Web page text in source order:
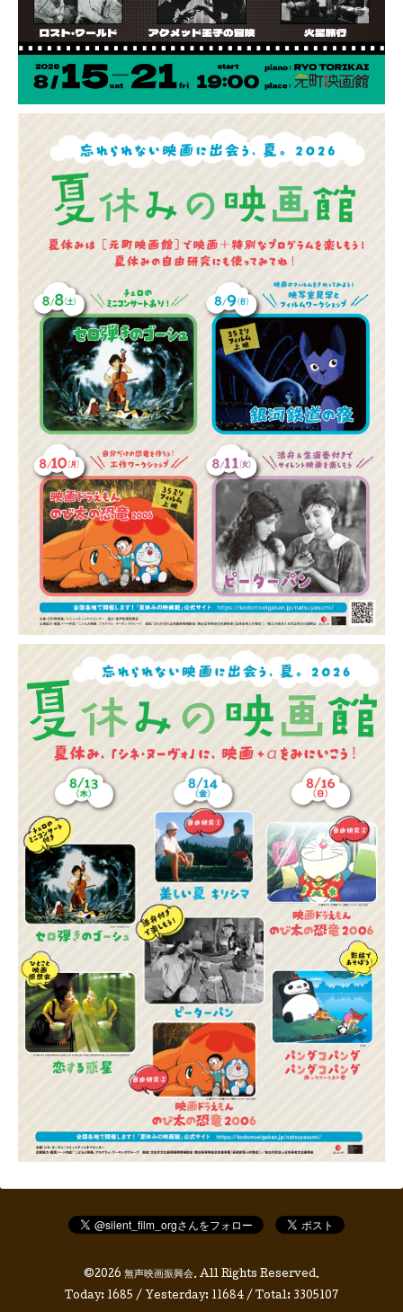
©2026 無声映画振興会. All Rights Reserved.
Today: 1685 / Yesterday: 11684 / Total: 3305107